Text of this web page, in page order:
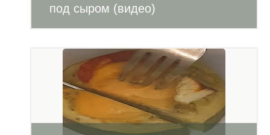
под сыром (видео)